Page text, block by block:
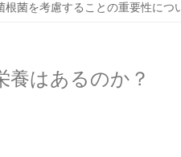
菌を考慮することの重要性につ
養はあるのか？